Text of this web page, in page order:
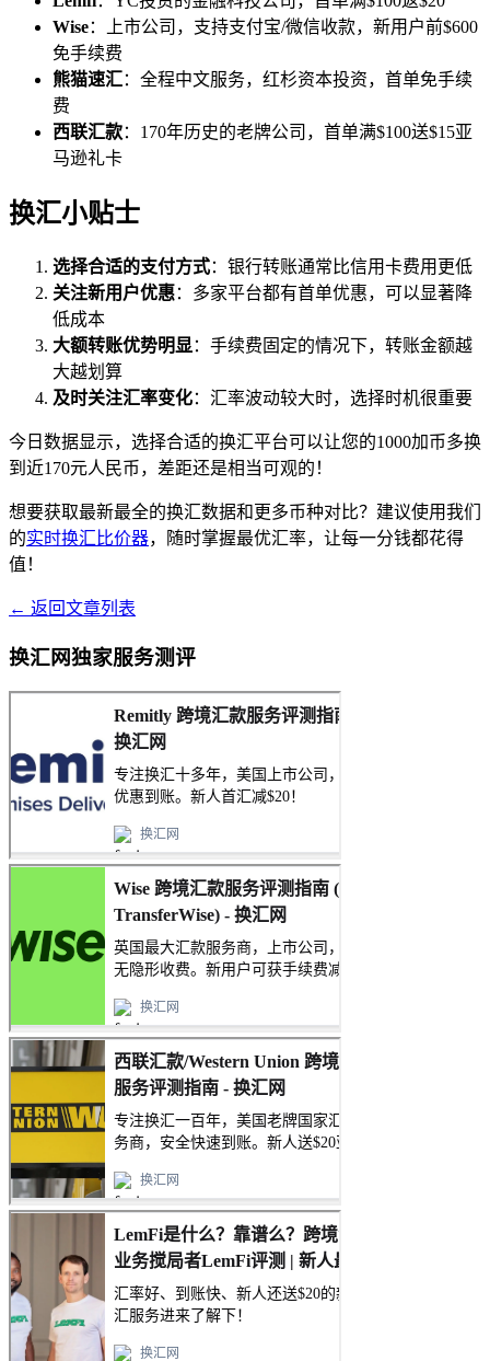
Wise：上市公司，支持支付宝/微信收款，新用户前$600
免手续费
熊猫速汇：全程中文服务，红杉资本投资，首单免手续
费
西联汇款：170年历史的老牌公司，首单满$100送$15亚
马逊礼卡
换汇小贴士
选择合适的支付方式：银行转账通常比信用卡费用更低
关注新用户优惠：多家平台都有首单优惠，可以显著降
低成本
大额转账优势明显 ：手续费固定的情况下，转账金额越
大越划算
及时关注汇率变化：汇率波动较大时，选择时机很重要
今日数据显示，选择合适的换汇平台可以让您的1000加币多换
到近170元人民币，差距还是相当可观的！
想要获取最新最全的换汇数据和更多币种对比？建议使用我们
的实时换汇比价器，随时掌握最优汇率，让每一分钱都花得
值！
← 返回文章列表
换汇网独家服务测评